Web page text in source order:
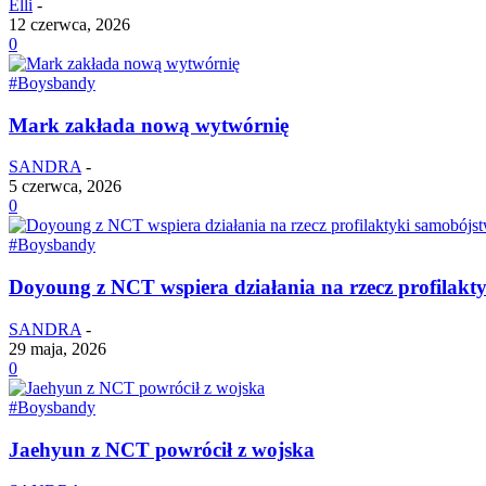
Elli -
12 czerwca, 2026
0
#Boysbandy
Mark zakłada nową wytwórnię
SANDRA -
5 czerwca, 2026
0
#Boysbandy
Doyoung z NCT wspiera działania na rzecz
SANDRA -
29 maja, 2026
0
#Boysbandy
Jaehyun z NCT powrócił z wojska